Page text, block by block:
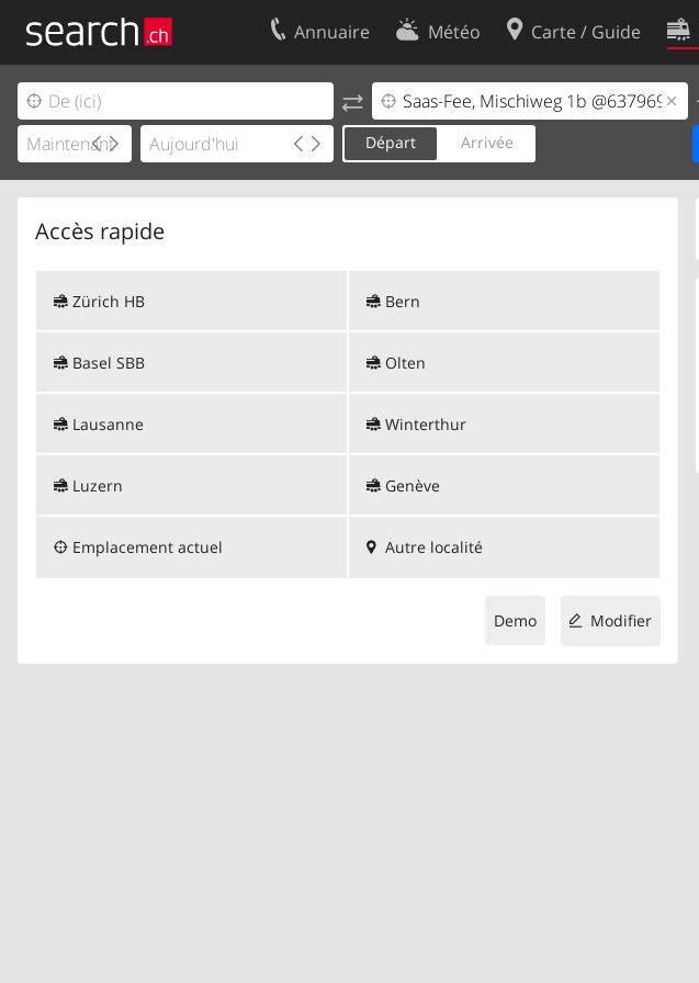
Annuaire Météo Carte / Guide
Départ Arrivée
Accès rapide
Zürich HB
Basel SBB
Lausanne
Luzern
Bern
Olten
Winterthur
Genève
Emplacement actuel Autre localité
Modifier
Demo
Votre inscription
Centre clients
Contact
Conditions d’utilisation